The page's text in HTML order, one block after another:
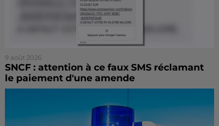
9 août 2026
SNCF : attention à ce faux SMS réclamant
le paiement d'une amende